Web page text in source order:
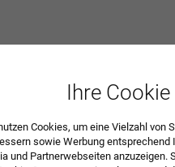
Ihre
Cookies, um eine Vielzahl von
sowie Werbung
und Partnerwebseiten anzuzeigen.